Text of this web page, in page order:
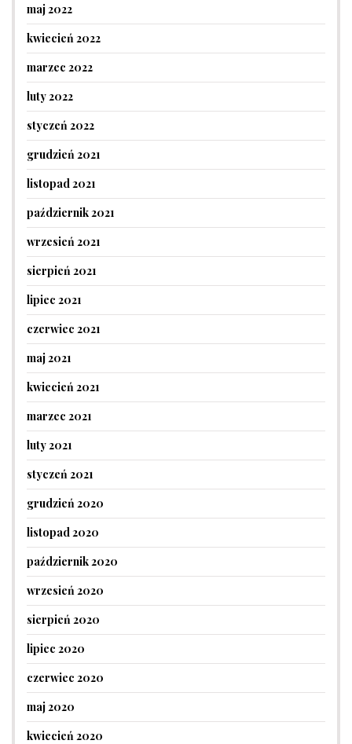
maj 2022
kwiecień 2022
marzec 2022
luty 2022
styczeń 2022
grudzień 2021
listopad 2021
październik 2021
wrzesień 2021
sierpień 2021
lipiec 2021
czerwiec 2021
maj 2021
kwiecień 2021
marzec 2021
luty 2021
styczeń 2021
grudzień 2020
listopad 2020
październik 2020
wrzesień 2020
sierpień 2020
lipiec 2020
czerwiec 2020
maj 2020
kwiecień 2020